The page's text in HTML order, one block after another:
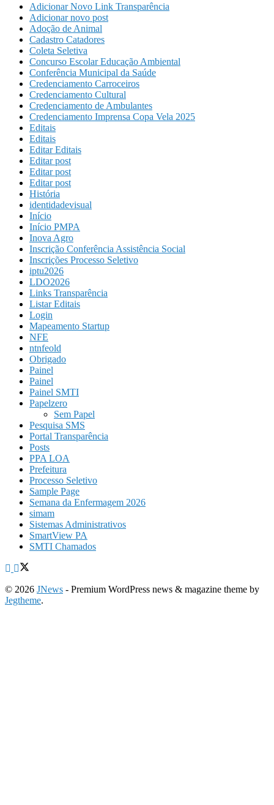
Adicionar Novo Link Transparência
Adicionar novo post
Adoção de Animal
Cadastro Catadores
Coleta Seletiva
Concurso Escolar Educação Ambiental
Conferência Municipal da Saúde
Credenciamento Carroceiros
Credenciamento Cultural
Credenciamento de Ambulantes
Credenciamento Imprensa Copa Vela 2025
Editais
Editais
Editar Editais
Editar post
Editar post
Editar post
História
identidadevisual
Início
Início PMPA
Inova Agro
Inscrição Conferência Assistência Social
Inscrições Processo Seletivo
iptu2026
LDO2026
Links Transparência
Listar Editais
Login
Mapeamento Startup
NFE
ntnfeold
Obrigado
Painel
Painel
Painel SMTI
Papelzero
Sem Papel
Pesquisa SMS
Portal Transparência
Posts
PPA LOA
Prefeitura
Processo Seletivo
Sample Page
Semana da Enfermagem 2026
simam
Sistemas Administrativos
SmartView PA
SMTI Chamados
© 2026 JNews - Premium WordPress news & magazine theme by
Jegtheme.